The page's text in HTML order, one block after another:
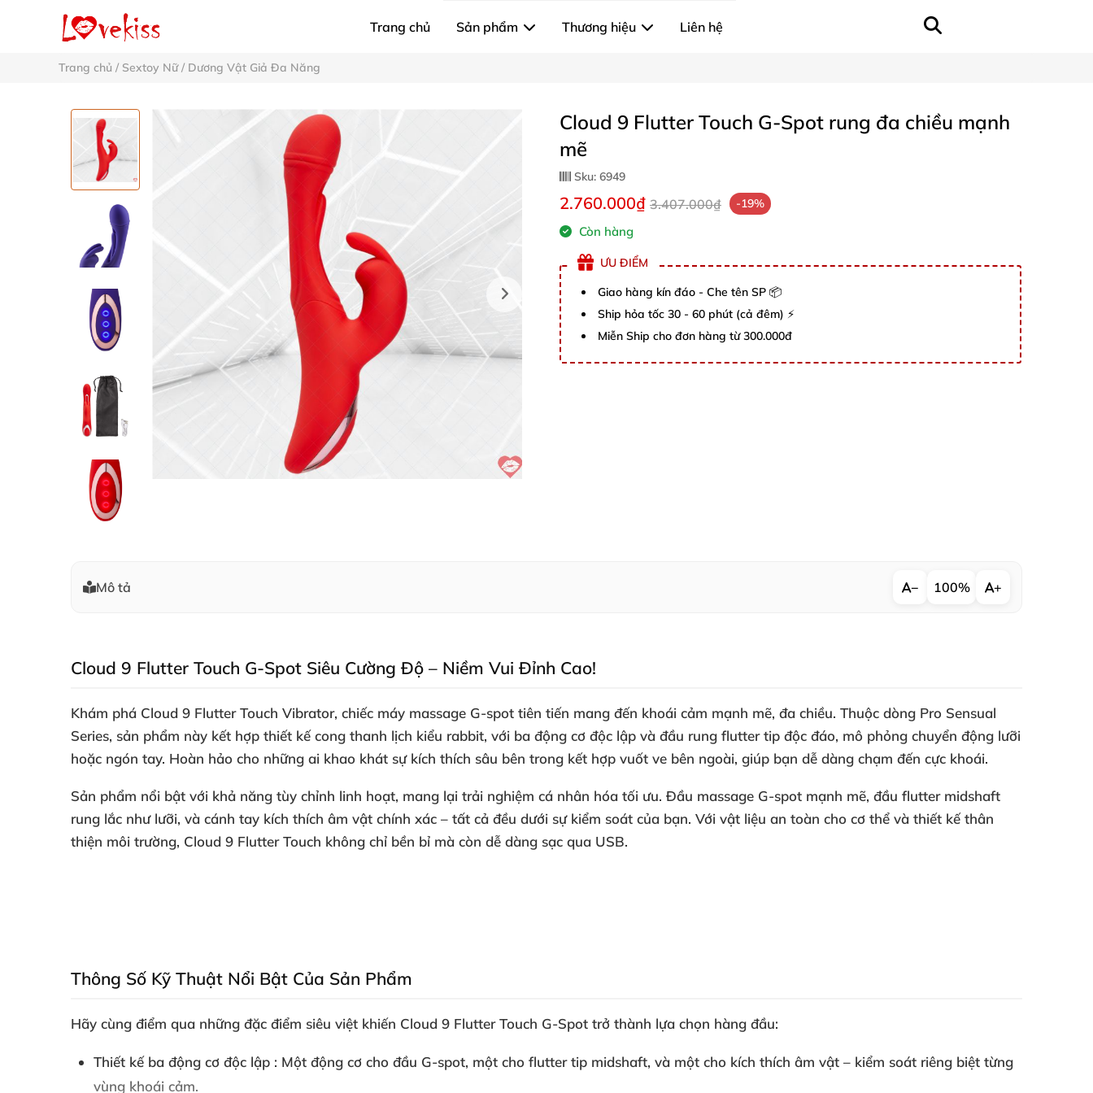
Trang chủ Sản phẩm Thương hiệu Liên hệ
Trang chủ / Sextoy Nữ/ Dương Vật Giả Đa Năng
Cloud 9 Flutter Touch G-Spot rung đa chiều mạnh
mẽ
Sku: 6949
2.760.000₫ 3.407.000₫ -19%
Còn hàng
ƯU ĐIỂM
Giao hàng kín đáo - Che tên SP 📦
Ship hỏa tốc 30 - 60 phút (cả đêm) ⚡
Miễn Ship cho đơn hàng từ 300.000đ
Mô tả − 100% +
Cloud 9 Flutter Touch G-Spot Siêu Cường Độ – Niềm Vui Đỉnh Cao!
Khám phá Cloud 9 Flutter Touch Vibrator, chiếc máy massage G-spot tiên tiến mang đến khoái cảm mạnh mẽ, đa chiều. Thuộc dòng Pro Sensual
Series, sản phẩm này kết hợp thiết kế cong thanh lịch kiểu rabbit, với ba động cơ độc lập và đầu rung flutter tip độc đáo, mô phỏng chuyển động lưỡi
hoặc ngón tay. Hoàn hảo cho những ai khao khát sự kích thích sâu bên trong kết hợp vuốt ve bên ngoài, giúp bạn dễ dàng chạm đến cực khoái.
Sản phẩm nổi bật với khả năng tùy chỉnh linh hoạt, mang lại trải nghiệm cá nhân hóa tối ưu. Đầu massage G-spot mạnh mẽ, đầu flutter midshaft
rung lắc như lưỡi, và cánh tay kích thích âm vật chính xác – tất cả đều dưới sự kiểm soát của bạn. Với vật liệu an toàn cho cơ thể và thiết kế thân
thiện môi trường, Cloud 9 Flutter Touch không chỉ bền bỉ mà còn dễ dàng sạc qua USB.
Thông Số Kỹ Thuật Nổi Bật Của Sản Phẩm
Hãy cùng điểm qua những đặc điểm siêu việt khiến Cloud 9 Flutter Touch G-Spot trở thành lựa chọn hàng đầu:
Thiết kế ba động cơ độc lập : Một động cơ cho đầu G-spot, một cho flutter tip midshaft, và một cho kích thích âm vật – kiểm soát riêng biệt từng
vùng khoái cảm.